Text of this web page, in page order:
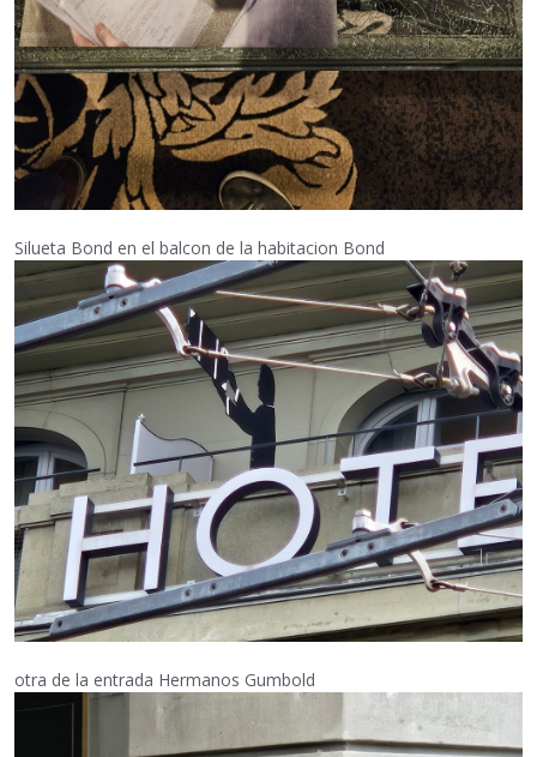
Silueta Bond en el balcon de la habitacion Bond
otra de la entrada Hermanos Gumbold